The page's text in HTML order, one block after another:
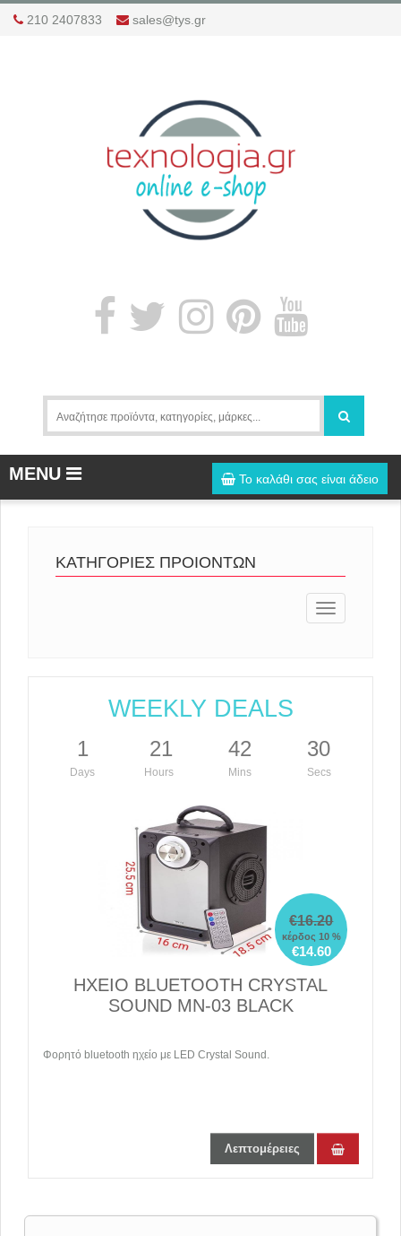
210 2407833 sales@tys.gr
Το καλάθι σας είναι άδειο
MENU
ΚΑΤΗΓΟΡΙΕΣ ΠΡΟΙΟΝΤΩΝ
Toggle
WEEKLY DEALS
1
Days
21
Hours
42
Mins
30
Secs
€16.20
κέρδος 10 %
€14.60
ΗΧΕΙΟ BLUETOOTH CRYSTAL
SOUND MN-03 BLACK
Φορητό bluetooth ηχείο με LED Crystal Sound.
Λεπτομέρειες